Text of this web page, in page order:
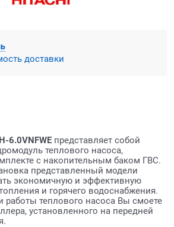
доставки
6.0VNFWE представляет собой
теплового насоса,
с накопительным баком ГВС.
представленный модели
экономичную и эффективную
и горячего водоснабжения.
работы теплового насоса Вы смоете
установленного на передней